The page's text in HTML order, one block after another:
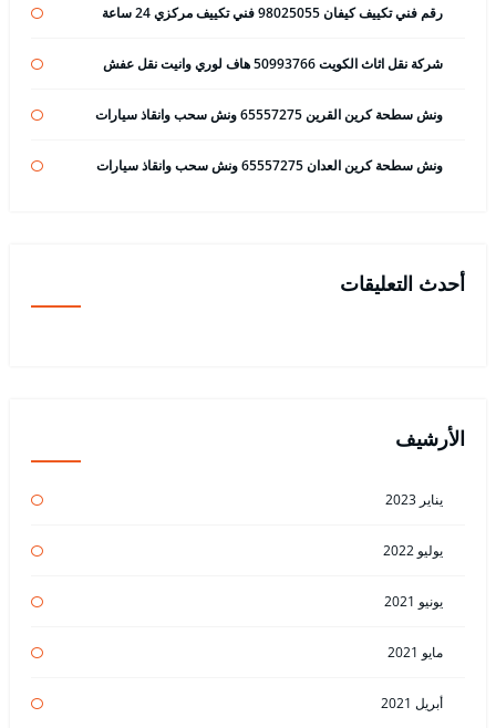
رقم فني تكييف كيفان 98025055 فني تكييف مركزي 24 ساعة
شركة نقل اثاث الكويت 50993766 هاف لوري وانيت نقل عفش
ونش سطحة كرين القرين 65557275 ونش سحب وانقاذ سيارات
ونش سطحة كرين العدان 65557275 ونش سحب وانقاذ سيارات
أحدث التعليقات
الأرشيف
يناير 2023
يوليو 2022
يونيو 2021
مايو 2021
أبريل 2021